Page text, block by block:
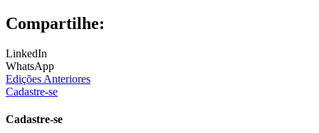
Compartilhe:
LinkedIn
WhatsApp
Edições Anteriores
Cadastre-se
Cadastre-se